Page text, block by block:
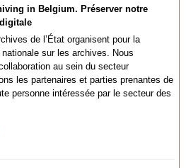
in Belgium. Préserver notre
de l’État organisent pour la
sur les archives. Nous
au sein du secteur
les partenaires et parties prenantes de
personne intéressée par le secteur des